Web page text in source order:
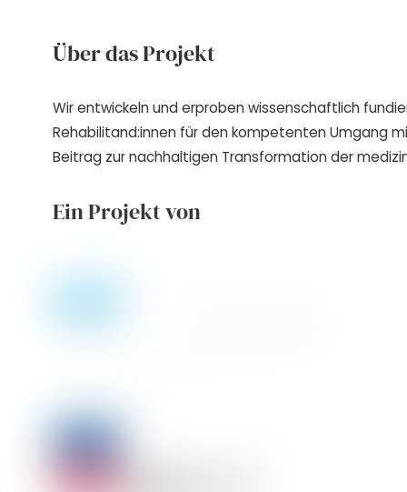
Über das Projekt
Wir entwickeln und erproben wissenschaftlich
Rehabilitand:innen für den kompetenten Umgang
Beitrag zur nachhaltigen Transformation der
Ein Projekt von